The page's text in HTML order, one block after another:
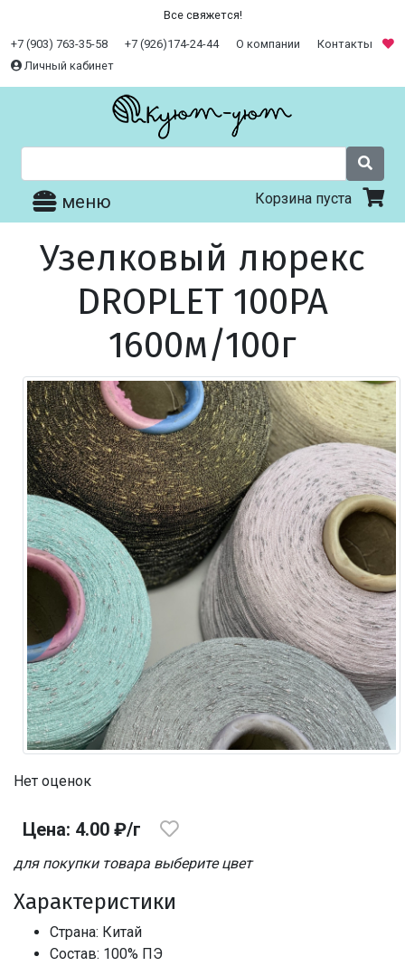
Все свяжется!
+7 (903) 763-35-58 +7 (926)174-24-44 О компании
Контакты
Личный кабинет
меню Корзина пуста
Узелковый люрекс
DROPLET 100PA
1600м/100г
Нет оценок
Цена: 4.00 ₽/г
для покупки товара выберите цвет
Характеристики
Страна: Китай
Состав: 100% ПЭ